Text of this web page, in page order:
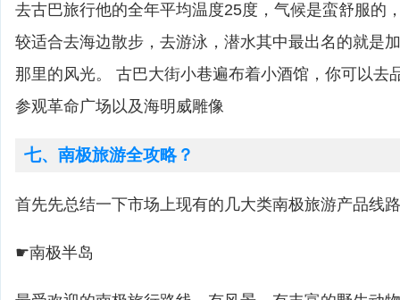
去古巴旅行他的全年平均温度25度，气候是蛮舒服的
较适合去海边散步，去游泳，潜水其中最出名的就是
那里的风光。 古巴大街小巷遍布着小酒馆，你可以去
参观革命广场以及海明威雕像
七、南极旅游全攻略？
首先先总结一下市场上现有的几大类南极旅游产品线
☛南极半岛